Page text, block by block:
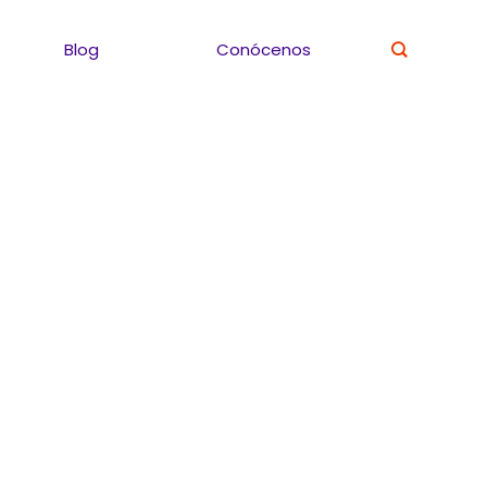
Blog Conócenos